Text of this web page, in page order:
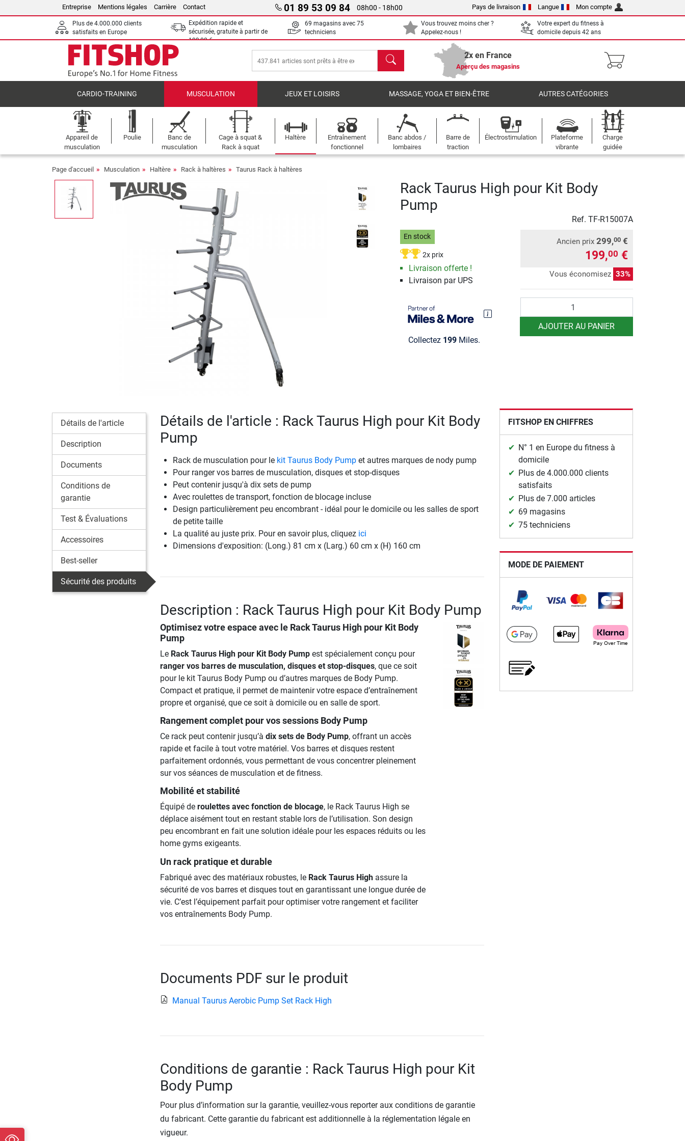
Entreprise Mentions légales Carrière Contact 01 89 53 09 84 08h00 - 18h00 Pays de livraison Langue Mon compte
Plus de 4.000.000 clients
satisfaits en Europe
Expédition rapide et
sécurisée, gratuite à partir de
199,00 €
69 magasins avec 75
techniciens
Vous trouvez moins cher ?
Appelez-nous !
Votre expert du fitness à
domicile depuis 42 ans
chercher 2x en France
Aperçu des magasins
CARDIO-TRAINING MUSCULATION JEUX ET LOISIRS MASSAGE, YOGA ET BIEN-ÊTRE AUTRES CATÉGORIES
Appareil de
musculation
Poulie
Banc de
musculation
Cage à squat &
Rack à squat
Haltère
Entraînement
fonctionnel
Banc abdos /
lombaires
Barre de
traction
Électrostimulation
Plateforme
vibrante
Charge
guidée
Page d'accueil Musculation Haltère Rack à haltères Taurus Rack à haltères
Rack Taurus High pour Kit Body
Pump
Ref. TF-R15007A
En stock
2x prix
Livraison offerte !
Livraison par UPS
Collectez 199Miles.
Ancien prix 299,00 €
199,00 €
Vous économisez 33%
AJOUTER AU PANIER
Détails de l'article
Description
Documents
Conditions de
garantie
Test & Évaluations
Accessoires
Best-seller
Sécurité des produits
Détails de l'article : Rack Taurus High pour Kit Body
Pump
Rack de musculation pour le kit Taurus Body Pumpet autres marques de nody pump
Pour ranger vos barres de musculation, disques et stop-disques
Peut contenir jusqu'à dix sets de pump
Avec roulettes de transport, fonction de blocage incluse
Design particulièrement peu encombrant - idéal pour le domicile ou les salles de sport
de petite taille
La qualité au juste prix. Pour en savoir plus, cliquez ici
Dimensions d'exposition: (Long.) 81 cm x (Larg.) 60 cm x (H) 160 cm
Description : Rack Taurus High pour Kit Body Pump
Optimisez votre espace avec le Rack Taurus High pour Kit Body
Pump
Le Rack Taurus High pour Kit Body Pumpest spécialement conçu pour
ranger vos barres de musculation, disques et stop-disques, que ce soit
pour le kit Taurus Body Pump ou d’autres marques de Body Pump.
Compact et pratique, il permet de maintenir votre espace d’entraînement
propre et organisé, que ce soit à domicile ou en salle de sport.
Rangement complet pour vos sessions Body Pump
Ce rack peut contenir jusqu’à dix sets de Body Pump, offrant un accès
rapide et facile à tout votre matériel. Vos barres et disques restent
parfaitement ordonnés, vous permettant de vous concentrer pleinement
sur vos séances de musculation et de fitness.
Mobilité et stabilité
Équipé de roulettes avec fonction de blocage, le Rack Taurus High se
déplace aisément tout en restant stable lors de l’utilisation. Son design
peu encombrant en fait une solution idéale pour les espaces réduits ou les
home gyms exigeants.
Un rack pratique et durable
Fabriqué avec des matériaux robustes, le Rack Taurus Highassure la
sécurité de vos barres et disques tout en garantissant une longue durée de
vie. C’est l’équipement parfait pour optimiser votre rangement et faciliter
vos entraînements Body Pump.
Documents PDF sur le produit
Manual Taurus Aerobic Pump Set Rack High
Conditions de garantie : Rack Taurus High pour Kit
Body Pump
Pour plus d’information sur la garantie, veuillez-vous reporter aux conditions de garantie
du fabricant. Cette garantie du fabricant est additionnelle à la réglementation légale en
vigueur.
FITSHOP EN CHIFFRES
N° 1 en Europe du fitness à
domicile
Plus de 4.000.000 clients
satisfaits
Plus de 7.000 articles
69 magasins
75 techniciens
MODE DE PAIEMENT